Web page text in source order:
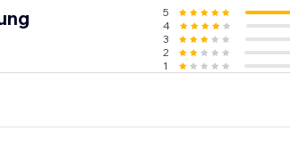
5
4
3
2
1